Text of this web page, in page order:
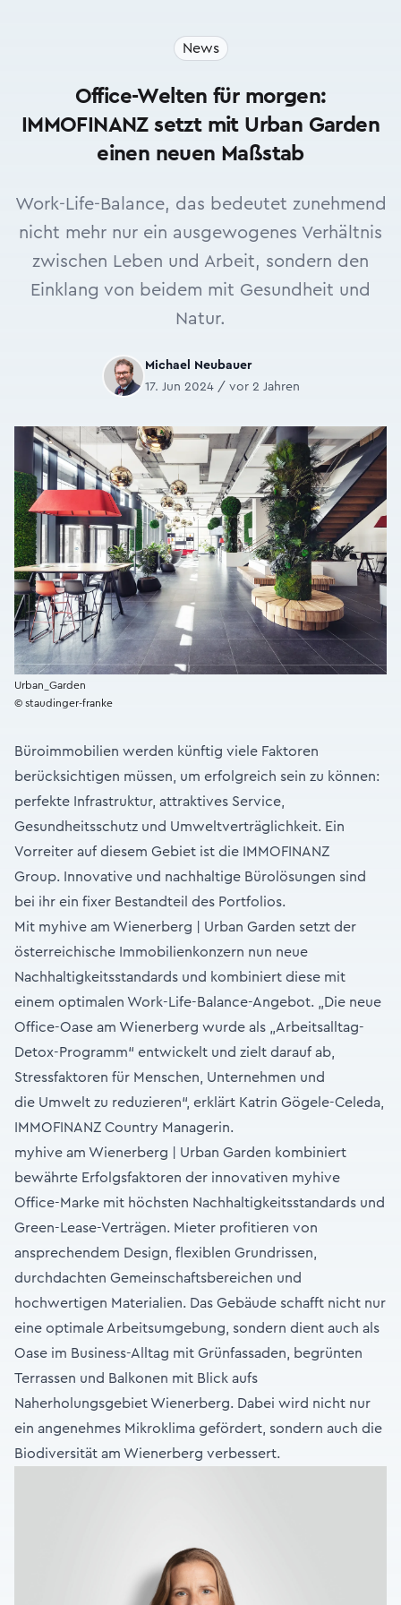
News
Office-Welten für morgen:
IMMOFINANZ setzt mit Urban Garden
einen neuen Maßstab
Work-Life-Balance, das bedeutet zunehmend
nicht mehr nur ein ausgewogenes Verhältnis
zwischen Leben und Arbeit, sondern den
Einklang von beidem mit Gesundheit und
Natur.
Michael Neubauer
17. Jun 2024 / vor 2 Jahren
Urban_Garden
© staudinger-franke
Büroimmobilien werden künftig viele Faktoren
berücksichtigen müssen, um erfolgreich sein zu können:
perfekte Infrastruktur, attraktives Service,
Gesundheitsschutz und Umweltverträglichkeit. Ein
Vorreiter auf diesem Gebiet ist die IMMOFINANZ
Group. Innovative und nachhaltige Bürolösungen sind
bei ihr ein fixer Bestandteil des Portfolios.
Mit myhive am Wienerberg | Urban Garden setzt der
österreichische Immobilienkonzern nun neue
Nachhaltigkeitsstandards und kombiniert diese mit
einem optimalen Work-Life-Balance-Angebot. „Die neue
Office-Oase am Wienerberg wurde als „Arbeitsalltag-
Detox-Programm“ entwickelt und zielt darauf ab,
Stressfaktoren für Menschen, Unternehmen und
die Umwelt zu reduzieren“, erklärt Katrin Gögele-Celeda,
IMMOFINANZ Country Managerin.
myhive am Wienerberg | Urban Garden kombiniert
bewährte Erfolgsfaktoren der innovativen myhive
Office-Marke mit höchsten Nachhaltigkeitsstandards und
Green-Lease-Verträgen. Mieter profitieren von
ansprechendem Design, flexiblen Grundrissen,
durchdachten Gemeinschaftsbereichen und
hochwertigen Materialien. Das Gebäude schafft nicht nur
eine optimale Arbeitsumgebung, sondern dient auch als
Oase im Business-Alltag mit Grünfassaden, begrünten
Terrassen und Balkonen mit Blick aufs
Naherholungsgebiet Wienerberg. Dabei wird nicht nur
ein angenehmes Mikroklima gefördert, sondern auch die
Biodiversität am Wienerberg verbessert.